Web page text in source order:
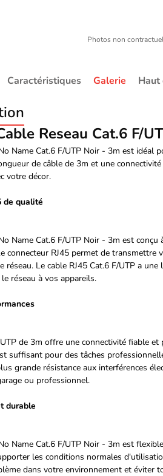
Photos non
Caractéristiques Galerie Haut
Reseau Cat.6 F/
Name Cat.6 F/UTP Noir - 3m est idéal
de câble de 3m et une
votre décor.
de qualité
Name Cat.6 F/UTP Noir - 3m est
connecteur RJ45 permet de
réseau. Le cable RJ45 Cat.6 F/UTP a
réseau à vos appareils.
de 3m offre une connectivité fiable
suffisant pour des tâches
grande résistance aux interférences
ou professionnel.
durable
Name Cat.6 F/UTP Noir - 3m est
les conditions normales
dans votre environnement et éviter